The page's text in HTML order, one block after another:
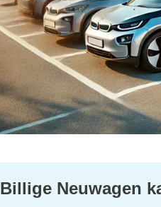
Billige Neuwagen